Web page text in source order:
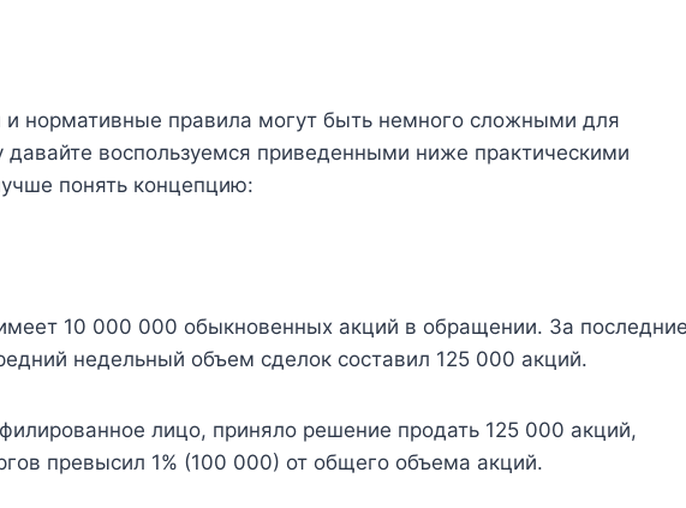
и нормативные правила могут быть немного сложными для
воспользуемся приведенными ниже практическими
понять концепцию:
10 000 000 обыкновенных акций в обращении. За последние
недельный объем сделок составил 125 000 акций.
лицо, приняло решение продать 125 000 акций,
превысил 1% (100 000) от общего объема акций.